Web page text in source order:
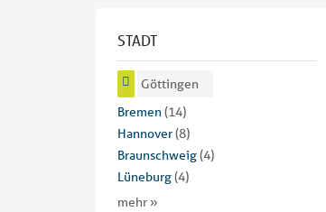
STADT
Göttingen
Bremen(14)
Hannover(8)
Braunschweig(4)
Lüneburg(4)
mehr »